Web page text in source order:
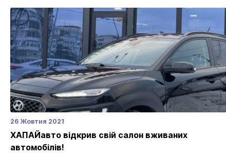
26 Жовтня 2021
ХАПАЙавто відкрив свій салон вживаних
автомобілів!